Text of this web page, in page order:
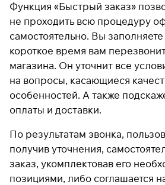
Функция «Быстрый заказ»
не проходить всю процедуру
самостоятельно. Вы
короткое время вам
магазина. Он уточнит все
на вопросы, касающиеся
особенностей. А также
оплаты и доставки.
По результатам звонка,
получив уточнения,
заказ, укомплектовав его
позициями, либо соглашается